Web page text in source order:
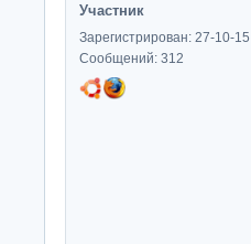
Участник
Зарегистрирован: 27-10-15
Сообщений: 312